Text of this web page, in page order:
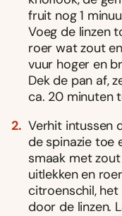
fruit nog 1
Voeg de linzen
roer wat zout
vuur hoger en
Dek de pan af,
ca. 20 minuten
Verhit intussen
de spinazie toe
smaak met
uitlekken en
citroenschil,
door de linzen.